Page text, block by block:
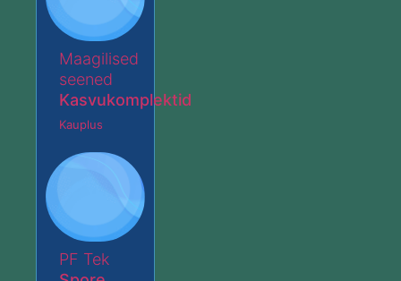
Maagilised
seened
Kasvukomplektid
Kauplus
PF Tek